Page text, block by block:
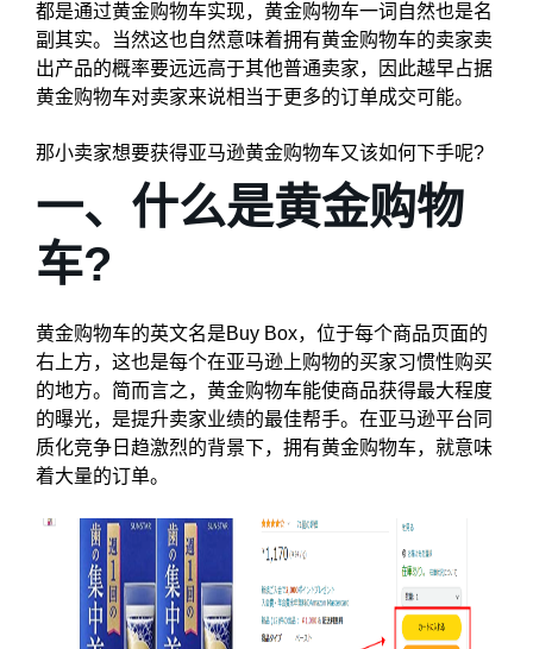
都是通过黄金购物车实现，黄金购物车一词自然也是名
副其实。当然这也自然意味着拥有黄金购物车的卖家卖
出产品的概率要远远高于其他普通卖家，因此越早占据
黄金购物车对卖家来说相当于更多的订单成交可能。
那小卖家想要获得亚马逊黄金购物车又该如何下手呢?
一、什么是黄金购物
车?
黄金购物车的英文名是Buy Box，位于每个商品页面的
右上方，这也是每个在亚马逊上购物的买家习惯性购买
的地方。简而言之，黄金购物车能使商品获得最大程度
的曝光，是提升卖家业绩的最佳帮手。在亚马逊平台同
质化竞争日趋激烈的背景下，拥有黄金购物车，就意味
着大量的订单。